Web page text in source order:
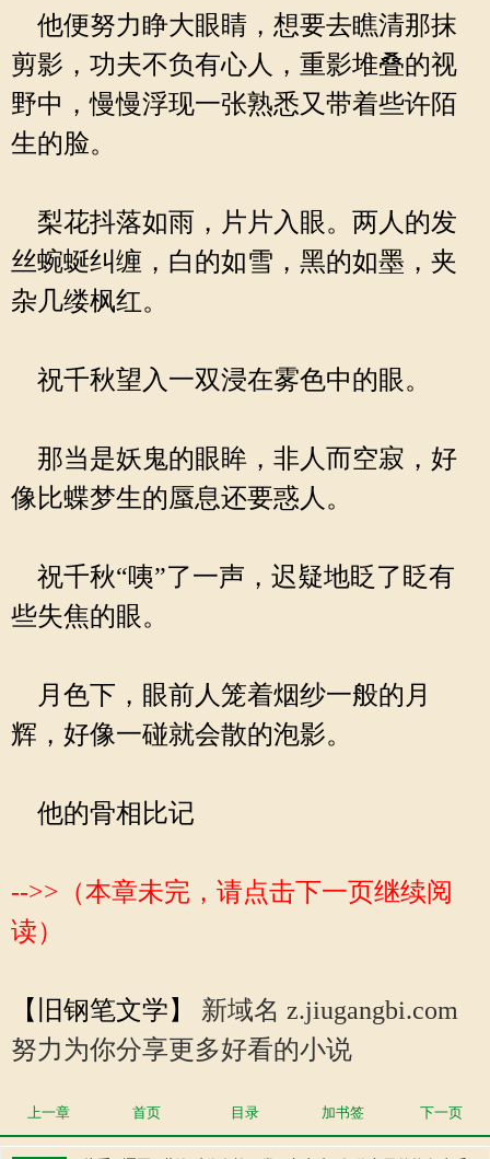
他便努力睁大眼睛，想要去瞧清那抹
剪影，功夫不负有心人，重影堆叠的视
野中，慢慢浮现一张熟悉又带着些许陌
生的脸。
梨花抖落如雨，片片入眼。两人的发
丝蜿蜒纠缠，白的如雪，黑的如墨，夹
杂几缕枫红。
祝千秋望入一双浸在雾色中的眼。
那当是妖鬼的眼眸，非人而空寂，好
像比蝶梦生的蜃息还要惑人。
祝千秋“咦”了一声，迟疑地眨了眨有
些失焦的眼。
月色下，眼前人笼着烟纱一般的月
辉，好像一碰就会散的泡影。
他的骨相比记
-->>（本章未完，请点击下一页继续阅
读）
【旧钢笔文学】
新域名 z.jiugangbi.com
努力为你分享更多好看的小说
上一章 首页 目录 加书签 下一页